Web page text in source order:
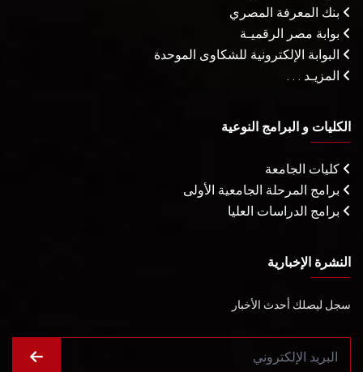
بنك المعرفة المصري
بوابة مصر الرقميـة
البوابة الإلكترونية للشكاوى الموحدة
المزيـد . . .
الكليات و البرامج النوعية
كليات الجامعة
برامج المرحلة الجامعية الأولى
برامج الدراسات العليا
النشرة الإخبارية
سجل ليصلك أحدث الأخبار